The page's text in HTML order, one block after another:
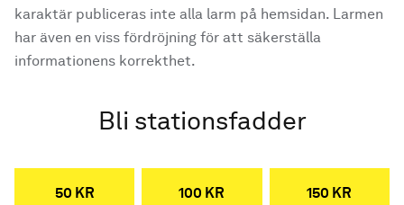
karaktär publiceras inte alla larm på hemsidan. Larmen
har även en viss fördröjning för att säkerställa
informationens korrekthet.
Bli stationsfadder
50 KR 100 KR 150 KR